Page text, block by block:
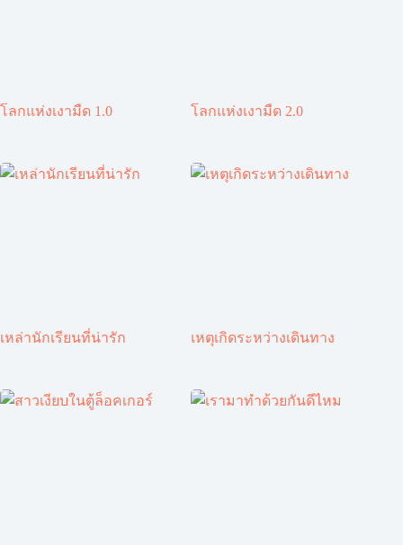
โลกแห่งเงามืด 1.0 โลกแห่งเงามืด 2.0
เหล่านักเรียนที่น่ารัก เหตุเกิดระหว่างเดินทาง